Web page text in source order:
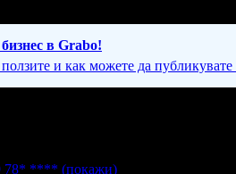
в Grabo!
и как можете да публикувате
78* **** (покажи)